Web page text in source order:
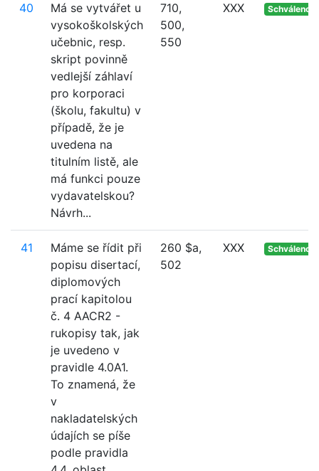
40
Má se vytvářet u
vysokoškolských
učebnic, resp.
skript povinně
vedlejší záhlaví
pro korporaci
(školu, fakultu) v
případě, že je
uvedena na
titulním listě, ale
má funkci pouze
vydavatelskou?
Návrh...
710,
500,
550
XXX Schváleno
41
Máme se řídit při
popisu disertací,
diplomových
prací kapitolou
č. 4 AACR2 -
rukopisy tak, jak
je uvedeno v
pravidle 4.0A1.
To znamená, že
v
nakladatelských
údajích se píše
podle pravidla
260 $a,
502
XXX Schváleno